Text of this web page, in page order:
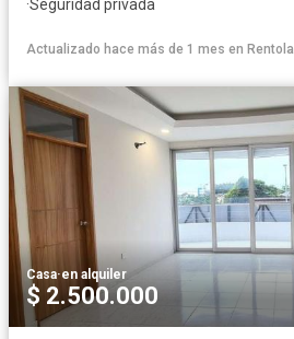
·Seguridad privada
Actualizado hace más de 1 mes en Rentola
Casa·en alquiler
$ 2.500.000